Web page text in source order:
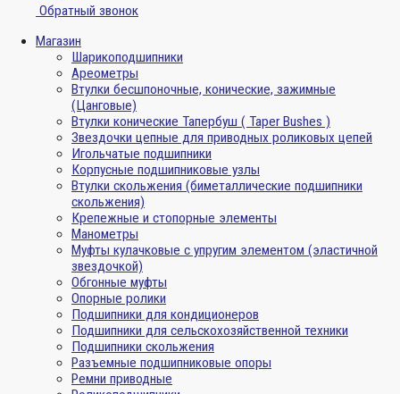
Обратный звонок
Магазин
Шарикоподшипники
Ареометры
Втулки бесшпоночные, конические, зажимные
(Цанговые)
Втулки конические Тапербуш ( Taper Bushes )
Звездочки цепные для приводных роликовых цепей
Игольчатые подшипники
Корпусные подшипниковые узлы
Втулки скольжения (биметаллические подшипники
скольжения)
Крепежные и стопорные элементы
Манометры
Муфты кулачковые с упругим элементом (эластичной
звездочкой)
Обгонные муфты
Опорные ролики
Подшипники для кондиционеров
Подшипники для сельскохозяйственной техники
Подшипники скольжения
Разъемные подшипниковые опоры
Ремни приводные